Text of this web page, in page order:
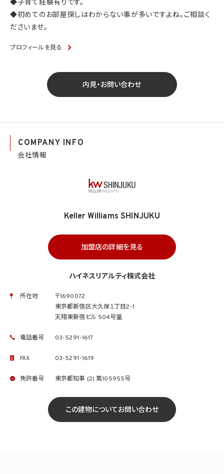
◆子育て経験有りです。
◆初めてのお部屋探しはわからない事が多いですよね。ご相談く
ださいませ。
プロフィールを見る
内見・お問い合わせ
COMPANY INFO
会社情報
Keller Williams SHINJUKU
加盟店の詳細を見る
ハイネスリアルティ株式会社
所在地
〒1690072
東京都新宿区大久保１丁目2-1
天翔東新宿ビル 504号室
電話番号 03-5291-1617
FAX 03-5291-1619
免許番号 東京都知事 (2) 第105955号
この建物についてお問い合わせ